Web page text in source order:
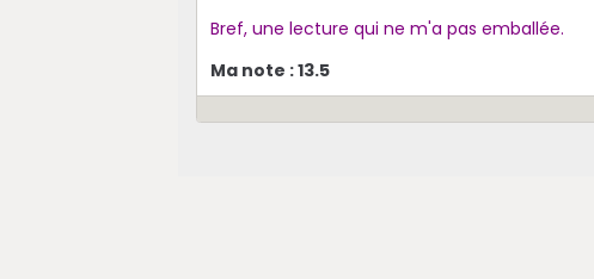
Bref, une lecture qui ne m'a pas emballée.
Ma note : 13.5